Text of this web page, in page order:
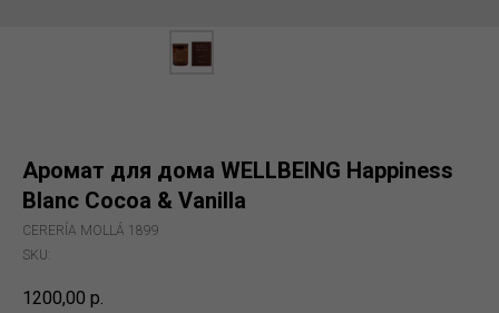
Аромат для дома WELLBEING Happiness
Blanc Cocoa & Vanilla
CERERÍA MOLLÁ 1899
SKU:
1200,00 р.